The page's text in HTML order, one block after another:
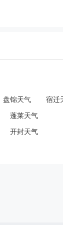
盘锦天气 宿迁
蓬莱天气
开封天气